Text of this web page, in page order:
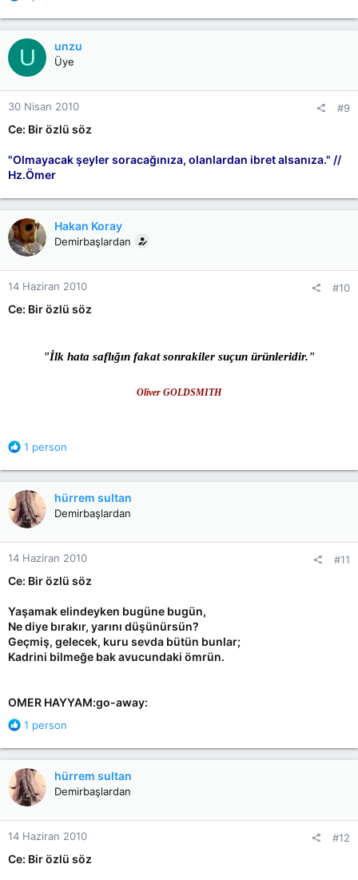
a
c
i
o
n
s
U unzu
Üye
30 Nisan 2010 #9
Ce: Bir özlü söz
"Olmayacak şeyler soracağınıza, olanlardan ibret alsanıza." //
Hz.Ömer
Hakan Koray
Demirbaşlardan
14 Haziran 2010 #10
Ce: Bir özlü söz
"İlk hata saflığın fakat sonrakiler suçun ürünleridir."
Oliver GOLDSMITH
R
a
c
t
i
o
n
s
1 person
hürrem sultan
Demirbaşlardan
14 Haziran 2010 #11
Ce: Bir özlü söz
Yaşamak elindeyken bugüne bugün,
Ne diye bırakır, yarını düşünürsün?
Geçmiş, gelecek, kuru sevda bütün bunlar;
Kadrini bilmeğe bak avucundaki ömrün.
OMER HAYYAM:go-away:
R
a
c
t
i
o
n
s
1 person
hürrem sultan
Demirbaşlardan
14 Haziran 2010 #12
Ce: Bir özlü söz